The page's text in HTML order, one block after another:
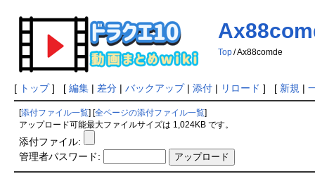
Top /Ax88comde
[ トップ] [ 編集| 差分| バックアップ| 添付| リロード ] [ 新規 |
添付ファイル一覧 全ページの添付ファイル一覧
アップロード可能最大ファイルサイズは 1,024KB です。
添付ファイル:
管理者パスワード: